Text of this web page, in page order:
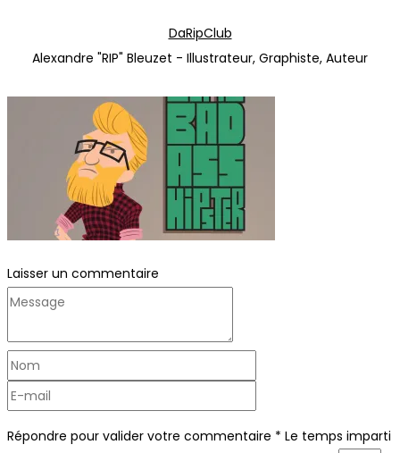
au
DaRipClub
Alexandre "RIP" Bleuzet - Illustrateur, Graphiste, Auteur
Laisser un commentaire
Répondre pour valider votre commentaire * Le temps imparti